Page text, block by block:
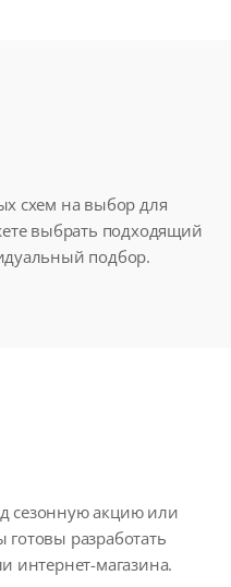
схем на выбор для
выбрать подходящий
подбор.
сезонную акцию или
разработать
интернет-магазина.